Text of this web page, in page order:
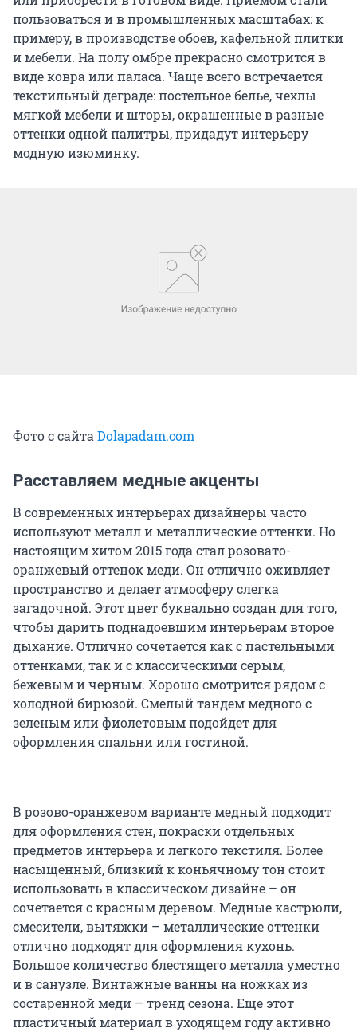
пользоваться и в промышленных масштабах: к
примеру, в производстве обоев, кафельной плитки
и мебели. На полу омбре прекрасно смотрится в
виде ковра или паласа. Чаще всего встречается
текстильный деграде: постельное белье, чехлы
мягкой мебели и шторы, окрашенные в разные
оттенки одной палитры, придадут интерьеру
модную изюминку.
Фото с сайтаDolapadam.com
Расставляем медные акценты
В современных интерьерах дизайнеры часто
используют металл и металлические оттенки. Но
настоящим хитом 2015 года стал розовато-
оранжевый оттенок меди. Он отлично оживляет
пространство и делает атмосферу слегка
загадочной. Этот цвет буквально создан для того,
чтобы дарить поднадоевшим интерьерам второе
дыхание. Отлично сочетается как с пастельными
оттенками, так и с классическими серым,
бежевым и черным. Хорошо смотрится рядом с
холодной бирюзой. Смелый тандем медного с
зеленым или фиолетовым подойдет для
оформления спальни или гостиной.
В розово-оранжевом варианте медный подходит
для оформления стен, покраски отдельных
предметов интерьера и легкого текстиля. Более
насыщенный, близкий к коньячному тон стоит
использовать в классическом дизайне – он
сочетается с красным деревом. Медные кастрюли,
смесители, вытяжки – металлические оттенки
отлично подходят для оформления кухонь.
Большое количество блестящего металла уместно
и в санузле. Винтажные ванны на ножках из
состаренной меди – тренд сезона. Еще этот
пластичный материал в уходящем году активно